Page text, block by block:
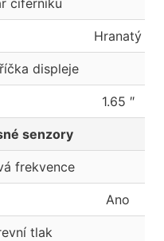
ciferníku
Hranatý
displeje
1.65 ″
senzory
frekvence
Ano
tlak